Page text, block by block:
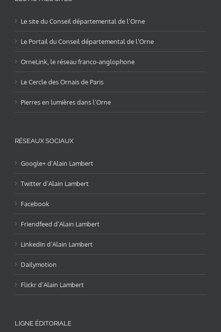
Le site du Conseil départemental de l’Orne
Le Portail du Conseil départemental de l’Orne
OrneLink, le réseau franco-anglophone
Le Cercle des Ornais de Paris
Pierres en lumières dans l’Orne
RÉSEAUX SOCIAUX
Google+ d’Alain Lambert
Twitter d’Alain Lambert
Facebook
Friendfeed d’Alain Lambert
LinkedIn d’Alain Lambert
Dailymotion
Flickr d’Alain Lambert
LIGNE ÉDITORIALE